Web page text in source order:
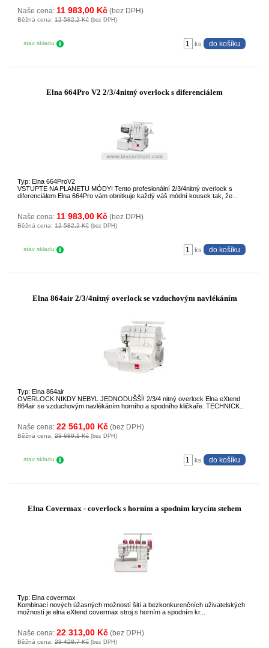
Naše cena: 11 983,00 Kč (bez DPH)
Běžná cena: 12 582,2 Kč (bez DPH)
stav skladu ks
Elna 664Pro V2 2/3/4nitný overlock s diferenciálem
Typ: Elna 664ProV2
VSTUPTE NA PLANETU MÓDY! Tento profesionální 2/3/4nitný overlock s
diferenciálem Elna 664Pro vám obnitkuje každý váš módní kousek tak, že...
Naše cena: 11 983,00 Kč (bez DPH)
Běžná cena: 12 582,2 Kč (bez DPH)
stav skladu ks
Elna 864air 2/3/4nitný overlock se vzduchovým navlékáním
Typ: Elna 864air
OVERLOCK NIKDY NEBYL JEDNODUŠŠÍ! 2/3/4 nitný overlock Elna eXtend
864air se vzduchovým navlékáním horního a spodního kličkaře. TECHNICK...
Naše cena: 22 561,00 Kč (bez DPH)
Běžná cena: 23 689,1 Kč (bez DPH)
stav skladu ks
Elna Covermax - coverlock s horním a spodním krycím stehem
Typ: Elna covermax
Kombinací nových úžasných možností šití a bezkonkurenčních uživatelských
možností je elna eXtend covermax stroj s horním a spodním kr...
Naše cena: 22 313,00 Kč (bez DPH)
Běžná cena: 23 428,7 Kč (bez DPH)